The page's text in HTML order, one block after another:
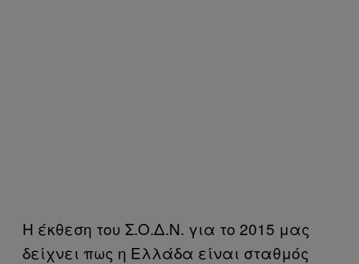
Η έκθεση του Σ.Ο.Δ.Ν. για το 2015 μας
δείχνει πως η Ελλάδα είναι σταθμός